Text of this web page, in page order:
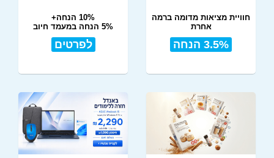
חוויית מציאות מדומה ברמה
אחרת
3.5% הנחה
10% הנחה+
5% הנחה במעמד חיוב
לפרטים